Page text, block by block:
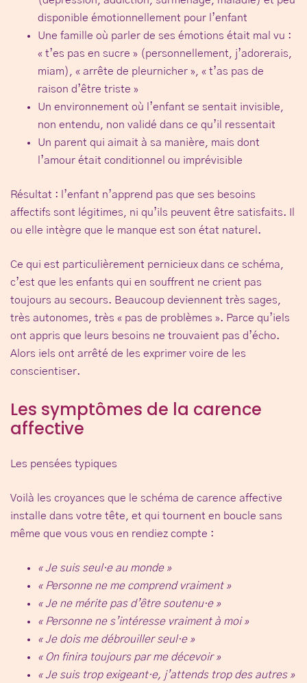
disponible émotionnellement pour l’enfant
Une famille où parler de ses émotions était mal vu :
« t’es pas en sucre » (personnellement, j’adorerais,
miam), « arrête de pleurnicher », « t’as pas de
raison d’être triste »
Un environnement où l’enfant se sentait invisible
non entendu, non validé dans ce qu’il ressentait
Un parent qui aimait à sa manière, mais dont
l’amour était conditionnel ou imprévisible
Résultat : l’enfant n’apprend pas que ses besoins
affectifs sont légitimes, ni qu’ils peuvent être satisfaits. Il
ou elle intègre que le manque est son état naturel.
Ce qui est particulièrement pernicieux dans ce schéma,
c’est que les enfants qui en souffrent ne crient pas
toujours au secours. Beaucoup deviennent très sages,
très autonomes, très « pas de problèmes ». Parce qu’iels
ont appris que leurs besoins ne trouvaient pas d’écho.
Alors iels ont arrêté de les exprimer voire de les
conscientiser.
Les symptômes de la carence
affective
Les pensées typiques
Voilà les croyances que le schéma de carence affective
installe dans votre tête, et qui tournent en boucle sans
même que vous vous en rendiez compte :
« Je suis seul·e au monde »
« Personne ne me comprend vraiment »
« Je ne mérite pas d’être soutenu·e »
« Personne ne s’intéresse vraiment à moi »
« Je dois me débrouiller seul·e »
« On finira toujours par me décevoir »
« Je suis trop exigeant·e, j’attends trop des autres »